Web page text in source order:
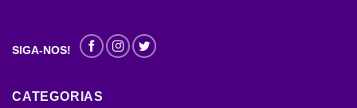
SIGA-NOS!
CATEGORIAS